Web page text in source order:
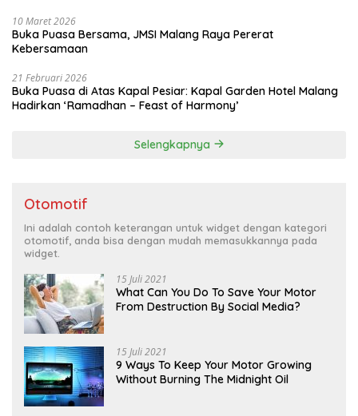
10 Maret 2026
Buka Puasa Bersama, JMSI Malang Raya Pererat
Kebersamaan
21 Februari 2026
Buka Puasa di Atas Kapal Pesiar: Kapal Garden Hotel Malang
Hadirkan ‘Ramadhan – Feast of Harmony’
Selengkapnya
Otomotif
Ini adalah contoh keterangan untuk widget dengan kategori
otomotif, anda bisa dengan mudah memasukkannya pada
widget.
15 Juli 2021
What Can You Do To Save Your Motor
From Destruction By Social Media?
15 Juli 2021
9 Ways To Keep Your Motor Growing
Without Burning The Midnight Oil